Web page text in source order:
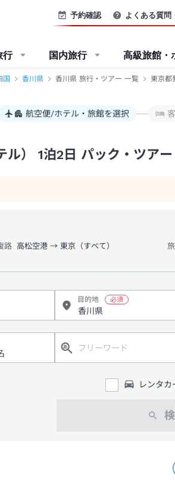
予約確認 よくある質問
行 国内旅行 高級旅館・
国 香川県 香川県 旅行・ツアー 一覧 東京都
航空便/ホテル・旅館を選択
） 1泊2日 パック・ツア
路 高松空港 → 東京（すべて）
目的地
レンタ